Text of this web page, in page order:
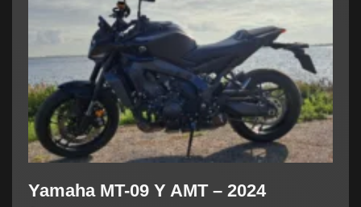
Yamaha MT-09 Y AMT – 2024